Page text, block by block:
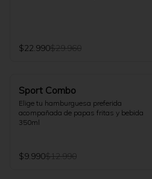
$22.990$29.960
Sport Combo
Elige tu hamburguesa preferida
acompañada de papas fritas y bebida
350ml
$9.990$12.990